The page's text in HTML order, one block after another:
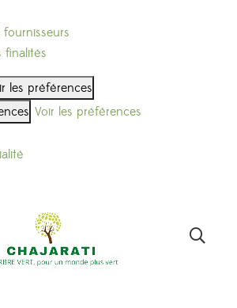
finalités
les préférences
Voir les préférences